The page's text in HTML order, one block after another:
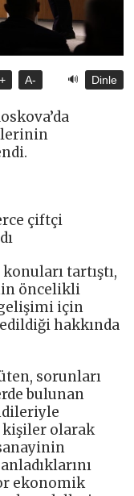
A- 🔊 Dinle
çiftçi
tartıştı,
öncelikli
için
hakkında
sorunları
bulunan
olarak
ekonomik